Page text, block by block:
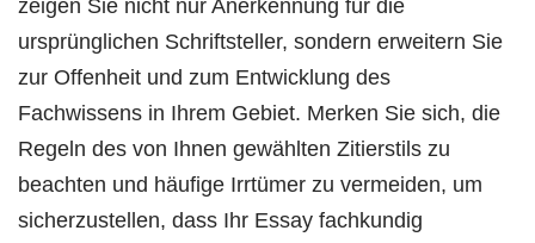
zeigen Sie nicht nur Anerkennung für die
ursprünglichen Schriftsteller, sondern erweitern Sie
zur Offenheit und zum Entwicklung des
Fachwissens in Ihrem Gebiet. Merken Sie sich, die
Regeln des von Ihnen gewählten Zitierstils zu
beachten und häufige Irrtümer zu vermeiden, um
sicherzustellen, dass Ihr Essay fachkundig